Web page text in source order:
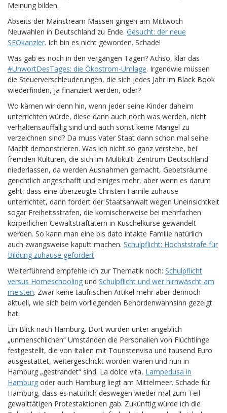
Meinung bilden.
Abseits der Mainstream Massen gingen am Mittwoch
Neuwahlen in Deutschland zu Ende. Gesucht: der neue
SEOkanzler. Ich bin es nicht geworden. Schade!
Was gab es noch in den vergangen Tagen? Achso, klar das
#UnwortDesTages: die Ökostrom-Umlage. Irgendwie müssen
die Steuerverschleuderungen, die sich jedes Jahr im Black Book
wiederfinden, ja finanziert werden, oder?
Wo kämen wir denn hin, wenn jeder seine Kinder daheim
unterrichten würde, diese dann auch noch was werden, nicht
verhaltensauffällig sind und auch sonst keine Mängel zu
verzeichnen sind? Da muss Vater Staat dann schon mal seine
Macht demonstrieren. Was ich nicht so ganz verstehe, bei
fremden Kulturen, die sich im Multikulti Zentrum Deutschland
niederlassen, da werden Ausnahmen gemacht, Gebetsräume
gerichtlich angeschafft und einiges mehr, aber wenn es darum
geht, dass eine überzeugte Christen Famile zuhause
unterrichtet, dann fordert der Staatsanwalt wegen Uneinsichtkeit
sogar Freiheitsstrafen, die komischerweise bei mehrfachen
körperlichen Gewaltstraftätern in Kuschelkurse gewandelt
werden. So kann man eine bis dato intakte Familie natürlich
auch zwangsweise kaputt machen. Schulpflicht: Höchststrafe für
Bildung zuhause gefordert
Weiterführend empfehle ich zur Thematik noch: Schulpflicht
versus Homeschooling und Schulpflicht und wer hirnwäscht am
meisten. Zwar keine taufrischen Artikel mehr aber dennoch
aktuell, wie sich beim vorliegenden Behördenwahnsinn gezeigt
hat.
Ein Blick nach Hamburg. Dort wurden unter angeblich
„unmenschlichen“ Umständen die Personalien von Flüchtlinge
festgestellt, die von Italien mit Touristenvisa und tausend Euro
ausgestattet, weitergeschickt worden waren und nun in
Hamburg „gestrandet“ sind. La dolce vita, Lampedusa in
Hamburg oder auch Hamburg liegt am Mittelmeer. Schade für
Hamburg, dass es natürlich deswegen wieder mal zum Teil
gewalttätigen Protestaktionen gab. Zukünftig würde ich die